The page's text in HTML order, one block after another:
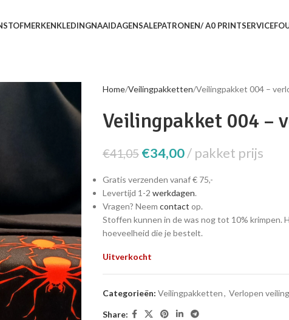
STOFMERKENKLEDINGNAAIDAGENSALEPATRONEN/ A0 PRINTSERVICE
Home Veilingpakketten Veilingpakket 004 –
Veilingpakket 004 –
€41,05 €34,00 pakket prijs
Gratis verzenden vanaf € 75,-
Levertijd 1-2 werkdagen.
Vragen? Neem contact op.
Stoffen kunnen in de was nog tot 10% krimpen.
hoeveelheid die je bestelt.
Uitverkocht
Categorieën: Veilingpakketten, Verlopen veiling
Share: